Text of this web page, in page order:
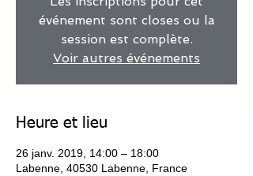
événement sont closes ou la
session est complète.
Voir autres événements
Heure et lieu
26 janv. 2019, 14:00 – 18:00
Labenne, 40530 Labenne, France